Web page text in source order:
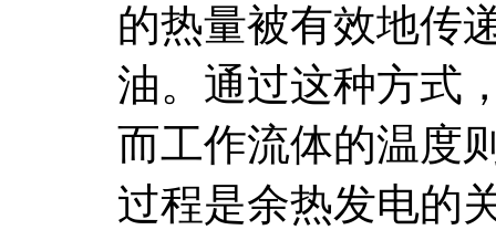
的热量被有效地传
油。通过这种方式
而工作流体的温度
过程是余热发电的